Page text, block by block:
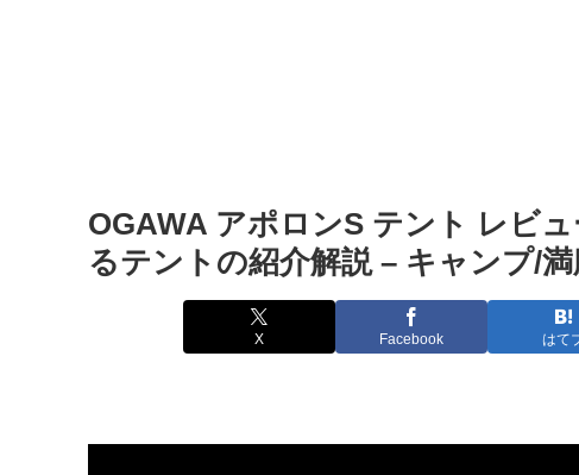
OGAWA アポロンS テント レビ
るテントの紹介解説 – キャンプ/
X Facebook はて